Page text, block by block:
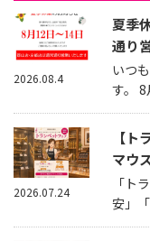
夏季
通り
いつ
す。
2026.08.4
【
マウ
「ト
安」
2026.07.24